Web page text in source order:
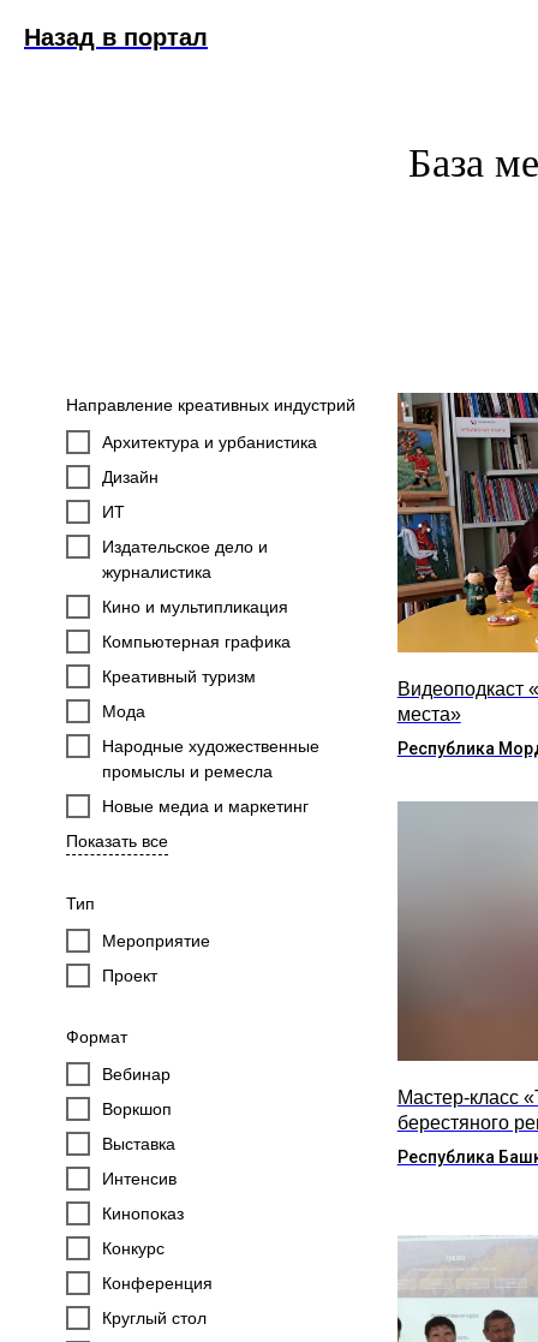
Назад в портал
База
Направление креативных индустрий
Архитектура и урбанистика
Дизайн
ИТ
Издательское дело и
журналистика
Кино и мультипликация
Компьютерная графика
Креативный туризм
Мода
Народные художественные
промыслы и ремесла
Новые медиа и маркетинг
Показать все
Тип
Мероприятие
Проект
Формат
Вебинар
Воркшоп
Выставка
Интенсив
Кинопоказ
Конкурс
Конференция
Круглый стол
Видеоподкаст
места»
Республика
Мастер-класс
берестяного
Республика